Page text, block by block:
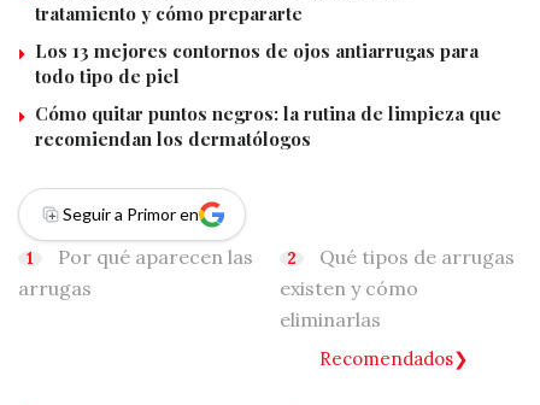
tratamiento y cómo prepararte
Los 13 mejores contornos de ojos antiarrugas para
todo tipo de piel
Cómo quitar puntos negros: la rutina de limpieza que
recomiendan los dermatólogos
Seguir a Primor en
Por qué aparecen las
arrugas
Qué tipos de arrugas
existen y cómo
eliminarlas
Recomendados